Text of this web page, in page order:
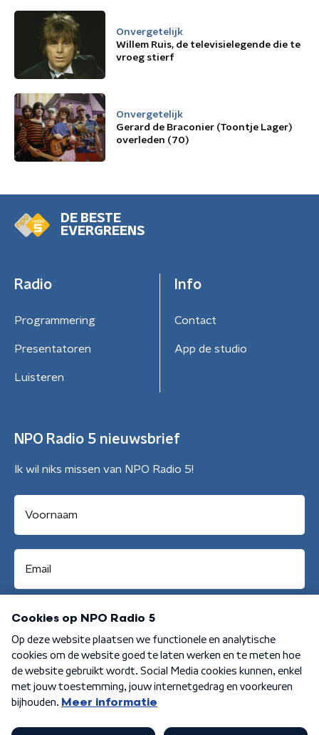
Onvergetelijk
Willem Ruis, de televisielegende die te
vroeg stierf
Onvergetelijk
Gerard de Braconier (Toontje Lager)
overleden (70)
DE BESTE
EVERGREENS
Radio
Programmering
Presentatoren
Luisteren
Info
Contact
App de studio
NPO Radio 5 nieuwsbrief
Ik wil niks missen van NPO Radio 5!
Aanmelden
Algemene voorwaarden